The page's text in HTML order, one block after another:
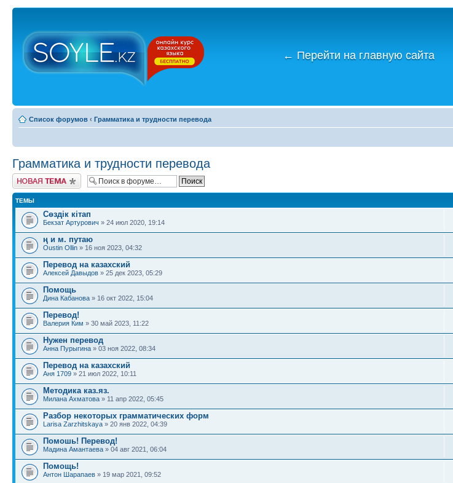
← Перейти на главную сайта
Список форумов ‹ Грамматика и трудности перевода
Грамматика и трудности перевода
Новая тема
ТЕМЫ
Сөздік кітап
Бекзат Артурович » 24 июл 2020, 19:14
ң и м. путаю
Oustin Ollin » 16 ноя 2023, 04:32
Перевод на казахский
Алексей Давыдов » 25 дек 2023, 05:29
Помощь
Дина Кабанова » 16 окт 2022, 15:04
Перевод!
Валерия Ким » 30 май 2023, 11:22
Нужен перевод
Анна Пурыгина » 03 ноя 2022, 08:34
Перевод на казахский
Аня 1709 » 21 июл 2022, 10:11
Методика каз.яз.
Милана Ахматова » 11 апр 2022, 05:45
Разбор некоторых грамматических форм
Larisa Zarzhitskaya » 20 янв 2022, 04:39
Помошь! Перевод!
Мадина Амантаева » 04 авг 2021, 06:04
Помощь!
Антон Шарапаев » 19 мар 2021, 09:52